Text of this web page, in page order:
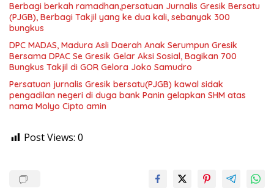
Berbagi berkah ramadhan,persatuan Jurnalis Gresik Bersatu
(PJGB), Berbagi Takjil yang ke dua kali, sebanyak 300
bungkus
DPC MADAS, Madura Asli Daerah Anak Serumpun Gresik
Bersama DPAC Se Gresik Gelar Aksi Sosial, Bagikan 700
Bungkus Takjil di GOR Gelora Joko Samudro
Persatuan jurnalis Gresik bersatu(PJGB) kawal sidak
pengadilan negeri di duga bank Panin gelapkan SHM atas
nama Molyo Cipto amin
Post Views: 0